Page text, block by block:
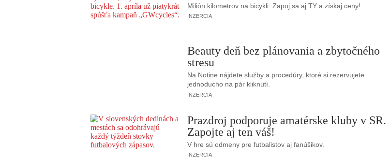
Milión kilometrov na bicykli: Zapoj sa aj TY a získaj ceny!
INZERCIA
Beauty deň bez plánovania a zbytočného
stresu
Na Notine nájdete služby a procedúry, ktoré si rezervujete
jednoducho na pár kliknutí.
INZERCIA
Prazdroj podporuje amatérske kluby v SR.
Zapojte aj ten váš!
V hre sú odmeny pre futbalistov aj fanúšikov.
INZERCIA